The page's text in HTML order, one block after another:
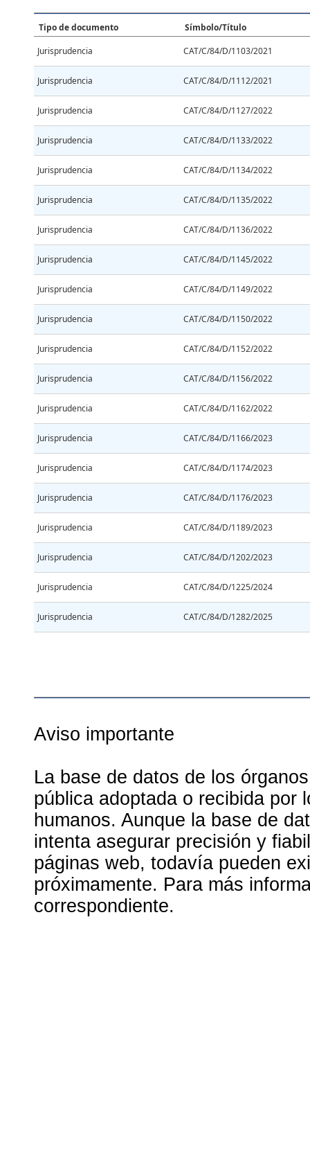
Tipo de documento
Símbolo/Título
Jurisprudencia
CAT/C/84/D/1103/2021
Jurisprudencia CAT/C/84/D/1112/2021
Jurisprudencia CAT/C/84/D/1127/2022
Jurisprudencia CAT/C/84/D/1133/2022
Jurisprudencia CAT/C/84/D/1134/2022
Jurisprudencia CAT/C/84/D/1135/2022
Jurisprudencia CAT/C/84/D/1136/2022
Jurisprudencia CAT/C/84/D/1145/2022
Jurisprudencia CAT/C/84/D/1149/2022
Jurisprudencia CAT/C/84/D/1150/2022
Jurisprudencia CAT/C/84/D/1152/2022
Jurisprudencia CAT/C/84/D/1156/2022
Jurisprudencia CAT/C/84/D/1162/2022
Jurisprudencia CAT/C/84/D/1166/2023
Jurisprudencia CAT/C/84/D/1174/2023
Jurisprudencia CAT/C/84/D/1176/2023
Jurisprudencia CAT/C/84/D/1189/2023
Jurisprudencia CAT/C/84/D/1202/2023
Jurisprudencia CAT/C/84/D/1225/2024
Jurisprudencia CAT/C/84/D/1282/2025
Aviso importante
La base de datos de los
pública adoptada o recibida por
humanos. Aunque la base de
intenta asegurar precisión y
páginas web, todavía pueden
próximamente. Para más
correspondiente.